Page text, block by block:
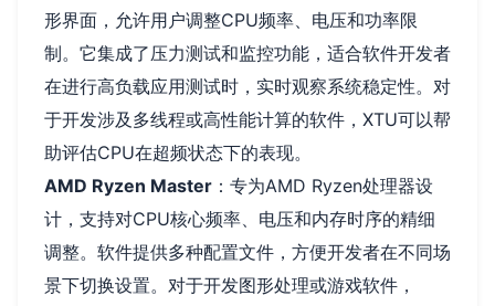
形界面，允许用户调整CPU频率、电压和功率限
制。它集成了压力测试和监控功能，适合软件开发者
在进行高负载应用测试时，实时观察系统稳定性。对
于开发涉及多线程或高性能计算的软件，XTU可以帮
助评估CPU在超频状态下的表现。
AMD Ryzen Master ：专为AMD Ryzen处理器设
计，支持对CPU核心频率、电压和内存时序的精细
调整。软件提供多种配置文件，方便开发者在不同场
景下切换设置。对于开发图形处理或游戏软件，